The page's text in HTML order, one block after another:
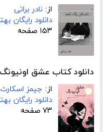
از: نادر براتی
دانلود رایگان
۱۵۳ صفحه
دانلود کتاب عشق اونیونگ
از: جیمز
دانلود رایگان
۷۳ صفحه